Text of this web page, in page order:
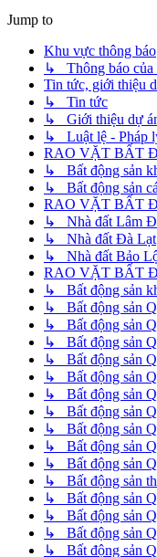
Jump to
Khu vực thông báo
↳ Thông báo của
Tin tức, giới thiệu
↳ Tin tức
↳ Giới thiệu dự
↳ Luật lệ - Pháp
RAO VẶT BẤT
↳ Bất động sản
↳ Bất động sản
RAO VẶT BẤT
↳ Nhà đất Lâm
↳ Nhà đất Đà Lạt
↳ Nhà đất Bảo
RAO VẶT BẤT
↳ Bất động sản
↳ Bất động sản
↳ Bất động sản
↳ Bất động sản
↳ Bất động sản
↳ Bất động sản
↳ Bất động sản
↳ Bất động sản
↳ Bất động sản
↳ Bất động sản
↳ Bất động sản
↳ Bất động sản
↳ Bất động sản
↳ Bất động sản
↳ Bất động sản
↳ Bất động sản